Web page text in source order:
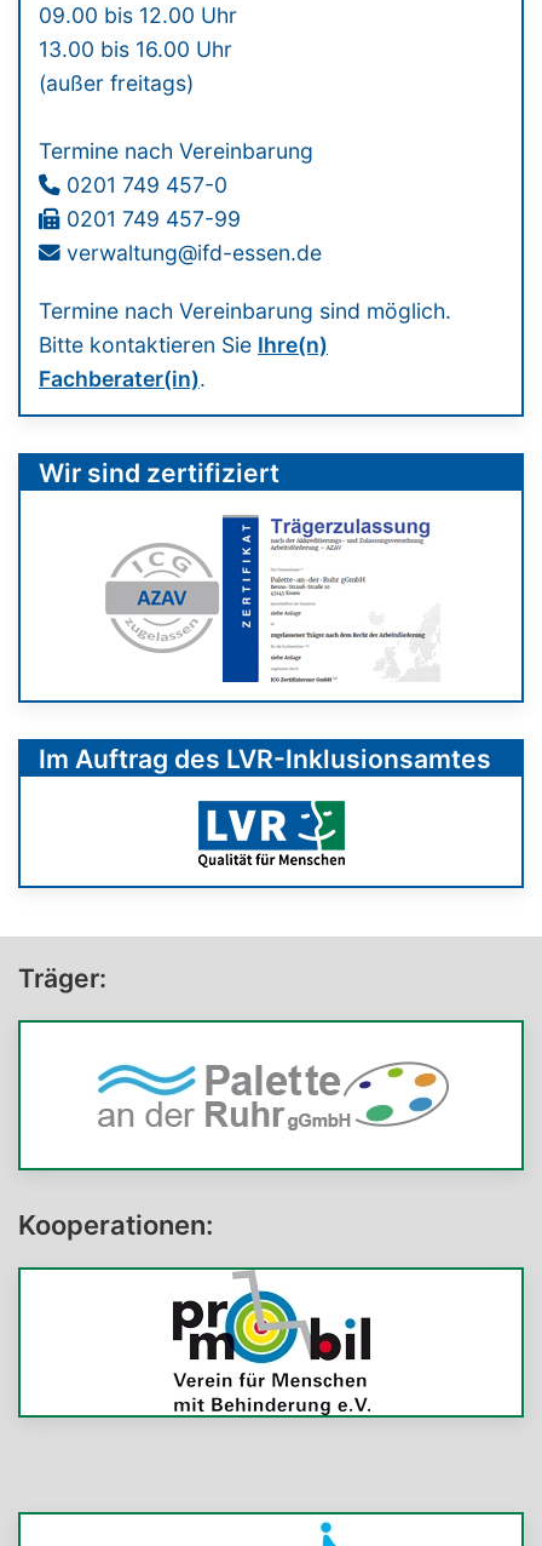
09.00 bis 12.00 Uhr
13.00 bis 16.00 Uhr
(außer freitags)
Termine nach Vereinbarung
0201 749 457-0
0201 749 457-99
verwaltung@ifd-essen.de
Termine nach Vereinbarung sind möglich.
Bitte kontaktieren Sie Ihre(n)
Fachberater(in).
Wir sind zertifiziert
Im Auftrag des LVR-Inklusionsamtes
Träger:
Kooperationen: